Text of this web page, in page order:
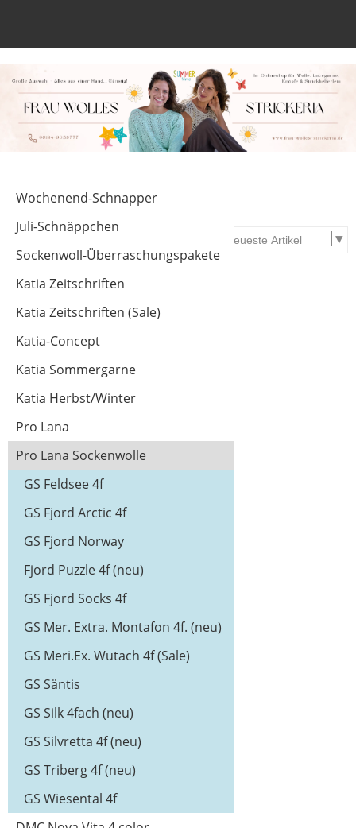
Wochenend-Schnapper
Juli-Schnäppchen
Sockenwoll-Überraschungspakete
Katia Zeitschriften
Katia Zeitschriften (Sale)
Katia-Concept
Katia Sommergarne
Katia Herbst/Winter
Pro Lana
Pro Lana Sockenwolle
GS Feldsee 4f
GS Fjord Arctic 4f
GS Fjord Norway
Fjord Puzzle 4f (neu)
GS Fjord Socks 4f
GS Mer. Extra. Montafon 4f. (neu)
GS Meri.Ex. Wutach 4f (Sale)
GS Säntis
GS Silk 4fach (neu)
GS Silvretta 4f (neu)
GS Triberg 4f (neu)
GS Wiesental 4f